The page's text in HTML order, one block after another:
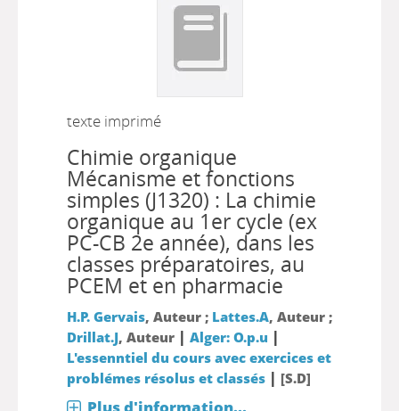
texte imprimé
Chimie organique
Mécanisme et fonctions
simples (J1320) : La chimie
organique au 1er cycle (ex
PC-CB 2e année), dans les
classes préparatoires, au
PCEM et en pharmacie
H.P. Gervais, Auteur ; Lattes.A, Auteur ;
Drillat.J, Auteur | Alger: O.p.u |
L'essenntiel du cours avec exercices et
problémes résolus et classés| [S.D]